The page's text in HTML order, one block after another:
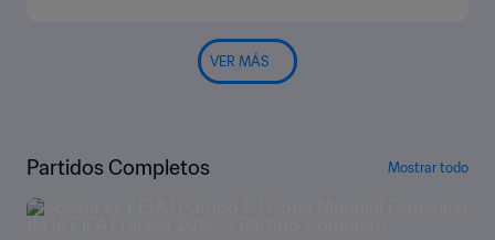
VER MÁS
Partidos Completos Mostrar todo